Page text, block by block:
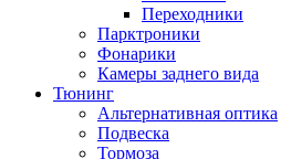
Переходники
Парктроники
Фонарики
Камеры заднего вида
Тюнинг
Альтернативная оптика
Подвеска
Тормоза